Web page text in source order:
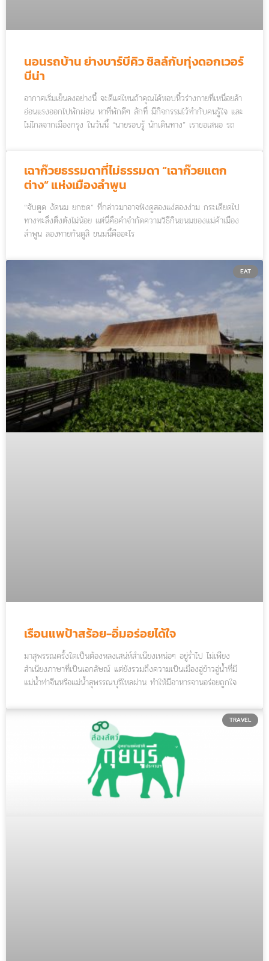
นอนรถบ้าน ย่างบาร์บีคิว ชิลล์กับทุ่งดอกเวอร์
บีน่า
อากาศเริ่มเย็นลงอย่างนี้ จะดีแค่ไหนถ้าคุณได้หอบหิ้วร่างกายที่เหนื่อยล้า
อ่อนแรงออกไปพักผ่อน หาที่พักดีๆ สักที่ มีกิจกรรมไว้ทำกับคนรู้ใจ และ
ไม่ไกลจากเมืองกรุง ในวันนี้ “นายรอบรู้ นักเดินทาง” เราขอเสนอ รถ
เฉาก๊วยธรรมดาที่ไม่ธรรมดา “เฉาก๊วยแตก
ต่าง” แห่งเมืองลำพูน
“จับตูด งัดนม ยกซด” ที่กล่าวมาอาจฟังดูสองแง่สองง่าม กระเดียดไป
ทางทะลึ่งตึงตังไม่น้อย แต่นี่คือคำจำกัดความวิธีกินขนมของแม่ค้าเมือง
ลำพูน ลองทายกันดูสิ ขนมนี้คืออะไร
EAT
เรือนแพป้าสร้อย-อิ่มอร่อยได้ใจ
มาสุพรรณครั้งใดเป็นต้องหลงเสน่ห์สำเนียงเหน่อๆ อยู่ร่ำไป ไม่เพียง
สำเนียงภาษาที่เป็นเอกลัษณ์ แต่ยังรวมถึงความเป็นเมืองอู่ข้าวอู่น้ำที่มี
แม่น้ำท่าจีนหรือแม่น้ำสุพรรณบุรีไหลผ่าน ทำให้มีอาหารจานอร่อยถูกใจ
แพริมแม่น้ำท่าจีน ก็เป็นอีกหนึ่งความประทับใจ ที่อยากให้นักชิมทั้ง
หลายได้ไปสัมผัสบรรยากาศนั้นในวันสบายๆ ของคุณ
TRAVEL